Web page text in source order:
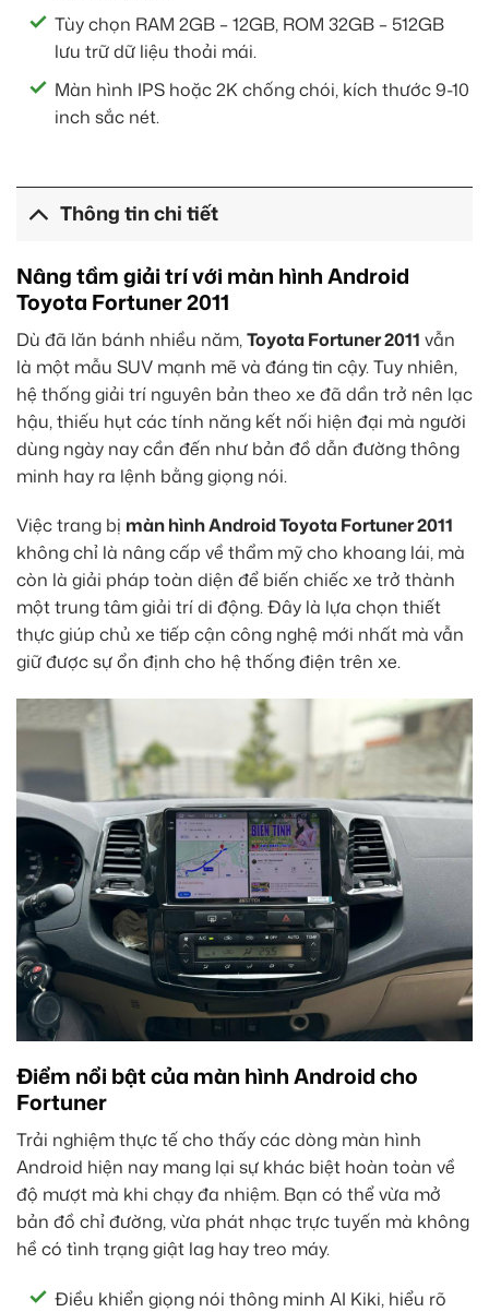
Tùy chọn RAM 2GB – 12GB, ROM 32GB – 512GB
lưu trữ dữ liệu thoải mái.
Màn hình IPS hoặc 2K chống chói, kích thước 9-10
inch sắc nét.
Thông tin chi tiết
Nâng tầm giải trí với màn hình Android
Toyota Fortuner 2011
Dù đã lăn bánh nhiều năm,Toyota Fortuner 2011 vẫn
là một mẫu SUV mạnh mẽ và đáng tin cậy. Tuy nhiên,
hệ thống giải trí nguyên bản theo xe đã dần trở nên lạc
hậu, thiếu hụt các tính năng kết nối hiện đại mà người
dùng ngày nay cần đến như bản đồ dẫn đường thông
minh hay ra lệnh bằng giọng nói.
Việc trang bị màn hình Android Toyota Fortuner 2011
không chỉ là nâng cấp về thẩm mỹ cho khoang lái, mà
còn là giải pháp toàn diện để biến chiếc xe trở thành
một trung tâm giải trí di động. Đây là lựa chọn thiết
thực giúp chủ xe tiếp cận công nghệ mới nhất mà vẫn
giữ được sự ổn định cho hệ thống điện trên xe.
Điểm nổi bật của màn hình Android cho
Fortuner
Trải nghiệm thực tế cho thấy các dòng màn hình
Android hiện nay mang lại sự khác biệt hoàn toàn về
độ mượt mà khi chạy đa nhiệm. Bạn có thể vừa mở
bản đồ chỉ đường, vừa phát nhạc trực tuyến mà không
hề có tình trạng giật lag hay treo máy.
Điều khiển giọng nói thông minh AI Kiki, hiểu rõ